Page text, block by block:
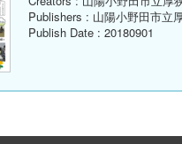
Publishers : 山陽小野田市立
Publish Date : 20180901